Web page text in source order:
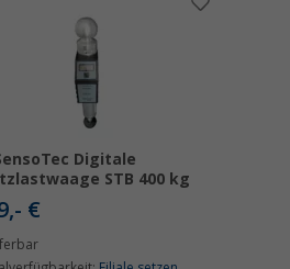
Digitale
STB 400 kg
€